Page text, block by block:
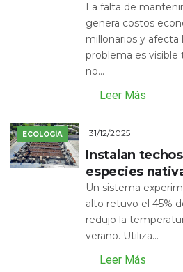
La falta de
genera costos
millonarios y afecta
problema es visible
no...
Leer Más
ECOLOGÍA 31/12/2025
Instalan
especies
Un sistema
alto retuvo el 45%
redujo la
verano. Utiliza...
Leer Más